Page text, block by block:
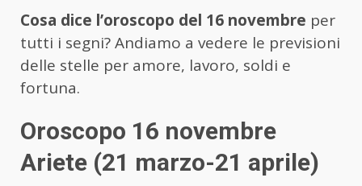
Cosa dice l’oroscopo del 16 novembre per
tutti i segni? Andiamo a vedere le previsioni
delle stelle per amore, lavoro, soldi e
fortuna.
Oroscopo 16 novembre
Ariete (21 marzo-21 aprile)